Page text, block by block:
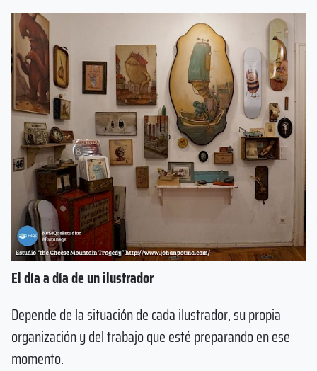
El día a día de un ilustrador
Depende de la situación de cada ilustrador, su propia
organización y del trabajo que esté preparando en ese
momento.